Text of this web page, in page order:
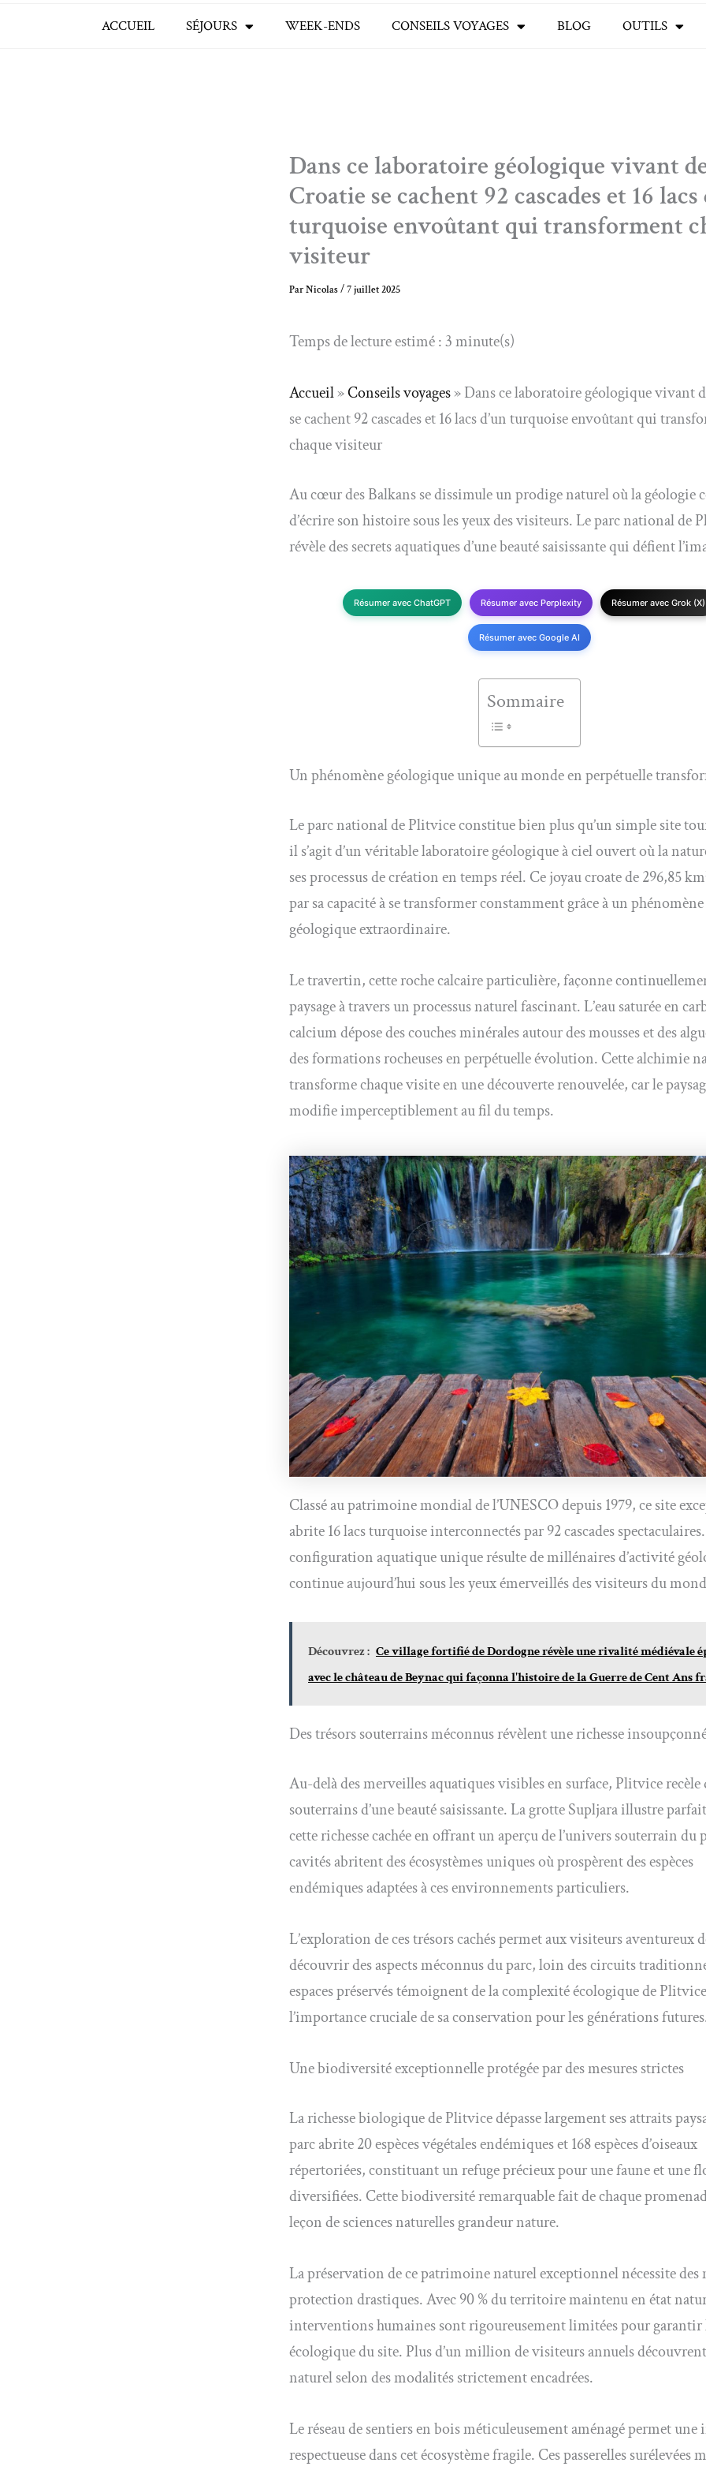
ACCUEIL SÉJOURS WEEK-ENDS CONSEILS VOYAGES BLOG OUTILS
Dans ce laboratoire géologique vivant
Croatie se cachent 92 cascades et 16 lacs
turquoise envoûtant qui transforment
visiteur
ParNicolas/7 juillet 2025
Temps de lecture estimé : 3 minute(s)
Accueil»Conseils voyages»Dans ce laboratoire géologique vivant
se cachent 92 cascades et 16 lacs d’un turquoise envoûtant qui
chaque visiteur
Au cœur des Balkans se dissimule un prodige naturel où la géologie
d’écrire son histoire sous les yeux des visiteurs. Le parc national de
révèle des secrets aquatiques d’une beauté saisissante qui défient
Résumer avec ChatGPT Résumer avec Perplexity Résumer avec Grok (X)
Résumer avec Google AI
Sommaire
Un phénomène géologique unique au monde en perpétuelle
Le parc national de Plitvice constitue bien plus qu’un simple site
il s’agit d’un véritable laboratoire géologique à ciel ouvert où la
ses processus de création en temps réel. Ce joyau croate de 296,85
par sa capacité à se transformer constamment grâce à un phénomène
géologique extraordinaire.
Le travertin, cette roche calcaire particulière, façonne
paysage à travers un processus naturel fascinant. L’eau saturée en
calcium dépose des couches minérales autour des mousses et des
des formations rocheuses en perpétuelle évolution. Cette alchimie
transforme chaque visite en une découverte renouvelée, car le
modifie imperceptiblement au fil du temps.
Classé au patrimoine mondial de l’UNESCO depuis 1979, ce site
abrite 16 lacs turquoise interconnectés par 92 cascades
configuration aquatique unique résulte de millénaires d’activité
continue aujourd’hui sous les yeux émerveillés des visiteurs du
Découvrez : Ce village fortifié de Dordogne révèle une rivalité médiévale
avec le château de Beynac qui façonna l'histoire de la Guerre de Cent Ans
Des trésors souterrains méconnus révèlent une richesse
Au-delà des merveilles aquatiques visibles en surface, Plitvice recèle
souterrains d’une beauté saisissante. La grotte Supljara illustre
cette richesse cachée en offrant un aperçu de l’univers souterrain du
cavités abritent des écosystèmes uniques où prospèrent des espèces
endémiques adaptées à ces environnements particuliers.
L’exploration de ces trésors cachés permet aux visiteurs aventureux
découvrir des aspects méconnus du parc, loin des circuits
espaces préservés témoignent de la complexité écologique de
l’importance cruciale de sa conservation pour les générations
Une biodiversité exceptionnelle protégée par des mesures strictes
La richesse biologique de Plitvice dépasse largement ses attraits
parc abrite 20 espèces végétales endémiques et 168 espèces d’oiseaux
répertoriées, constituant un refuge précieux pour une faune et une
diversifiées. Cette biodiversité remarquable fait de chaque
leçon de sciences naturelles grandeur nature.
La préservation de ce patrimoine naturel exceptionnel nécessite des
protection drastiques. Avec 90 % du territoire maintenu en état
interventions humaines sont rigoureusement limitées pour garantir
écologique du site. Plus d’un million de visiteurs annuels
naturel selon des modalités strictement encadrées.
Le réseau de sentiers en bois méticuleusement aménagé permet
respectueuse dans cet écosystème fragile. Ces passerelles